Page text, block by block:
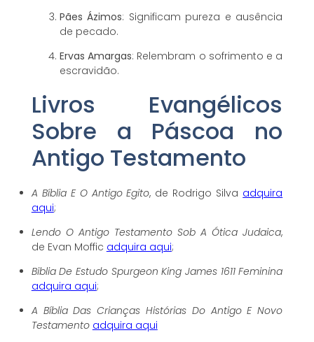
Pães Ázimos: Significam pureza e ausência
de pecado.
Ervas Amargas: Relembram o sofrimento e a
escravidão.
Livros Evangélicos
Sobre a Páscoa no
Antigo Testamento
A Bíblia E O Antigo Egito, de Rodrigo Silva adquira
aqui;
Lendo O Antigo Testamento Sob A Ótica Judaica,
de Evan Moffic adquira aqui;
Biblia De Estudo Spurgeon King James 1611 Feminina
adquira aqui;
A Bíblia Das Crianças Histórias Do Antigo E Novo
Testamento adquira aqui